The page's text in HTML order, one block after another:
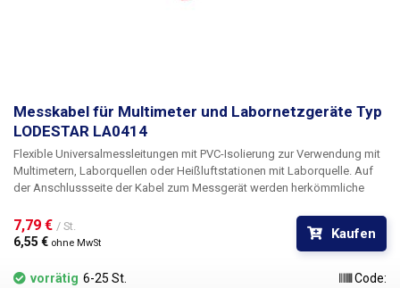
Messkabel für Multimeter und Labornetzgeräte Typ
LODESTAR LA0414
Flexible Universalmessleitungen mit PVC-Isolierung zur Verwendung mit
Multimetern, Laborquellen oder Heißluftstationen mit Laborquelle. Auf
der Anschlussseite der Kabel zum Messgerät werden herkömmliche
vielseitig in jede Bananensteckerkonstruktion eingesetzt werden
können.
7,79 € / St.
6,55 € ohne MwSt
Kaufen
vorrätig 6-25 St.
Code: